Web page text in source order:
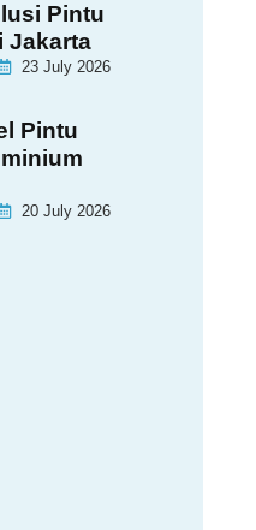
Pintu
Jakarta
23 July 2026
Pintu
20 July 2026